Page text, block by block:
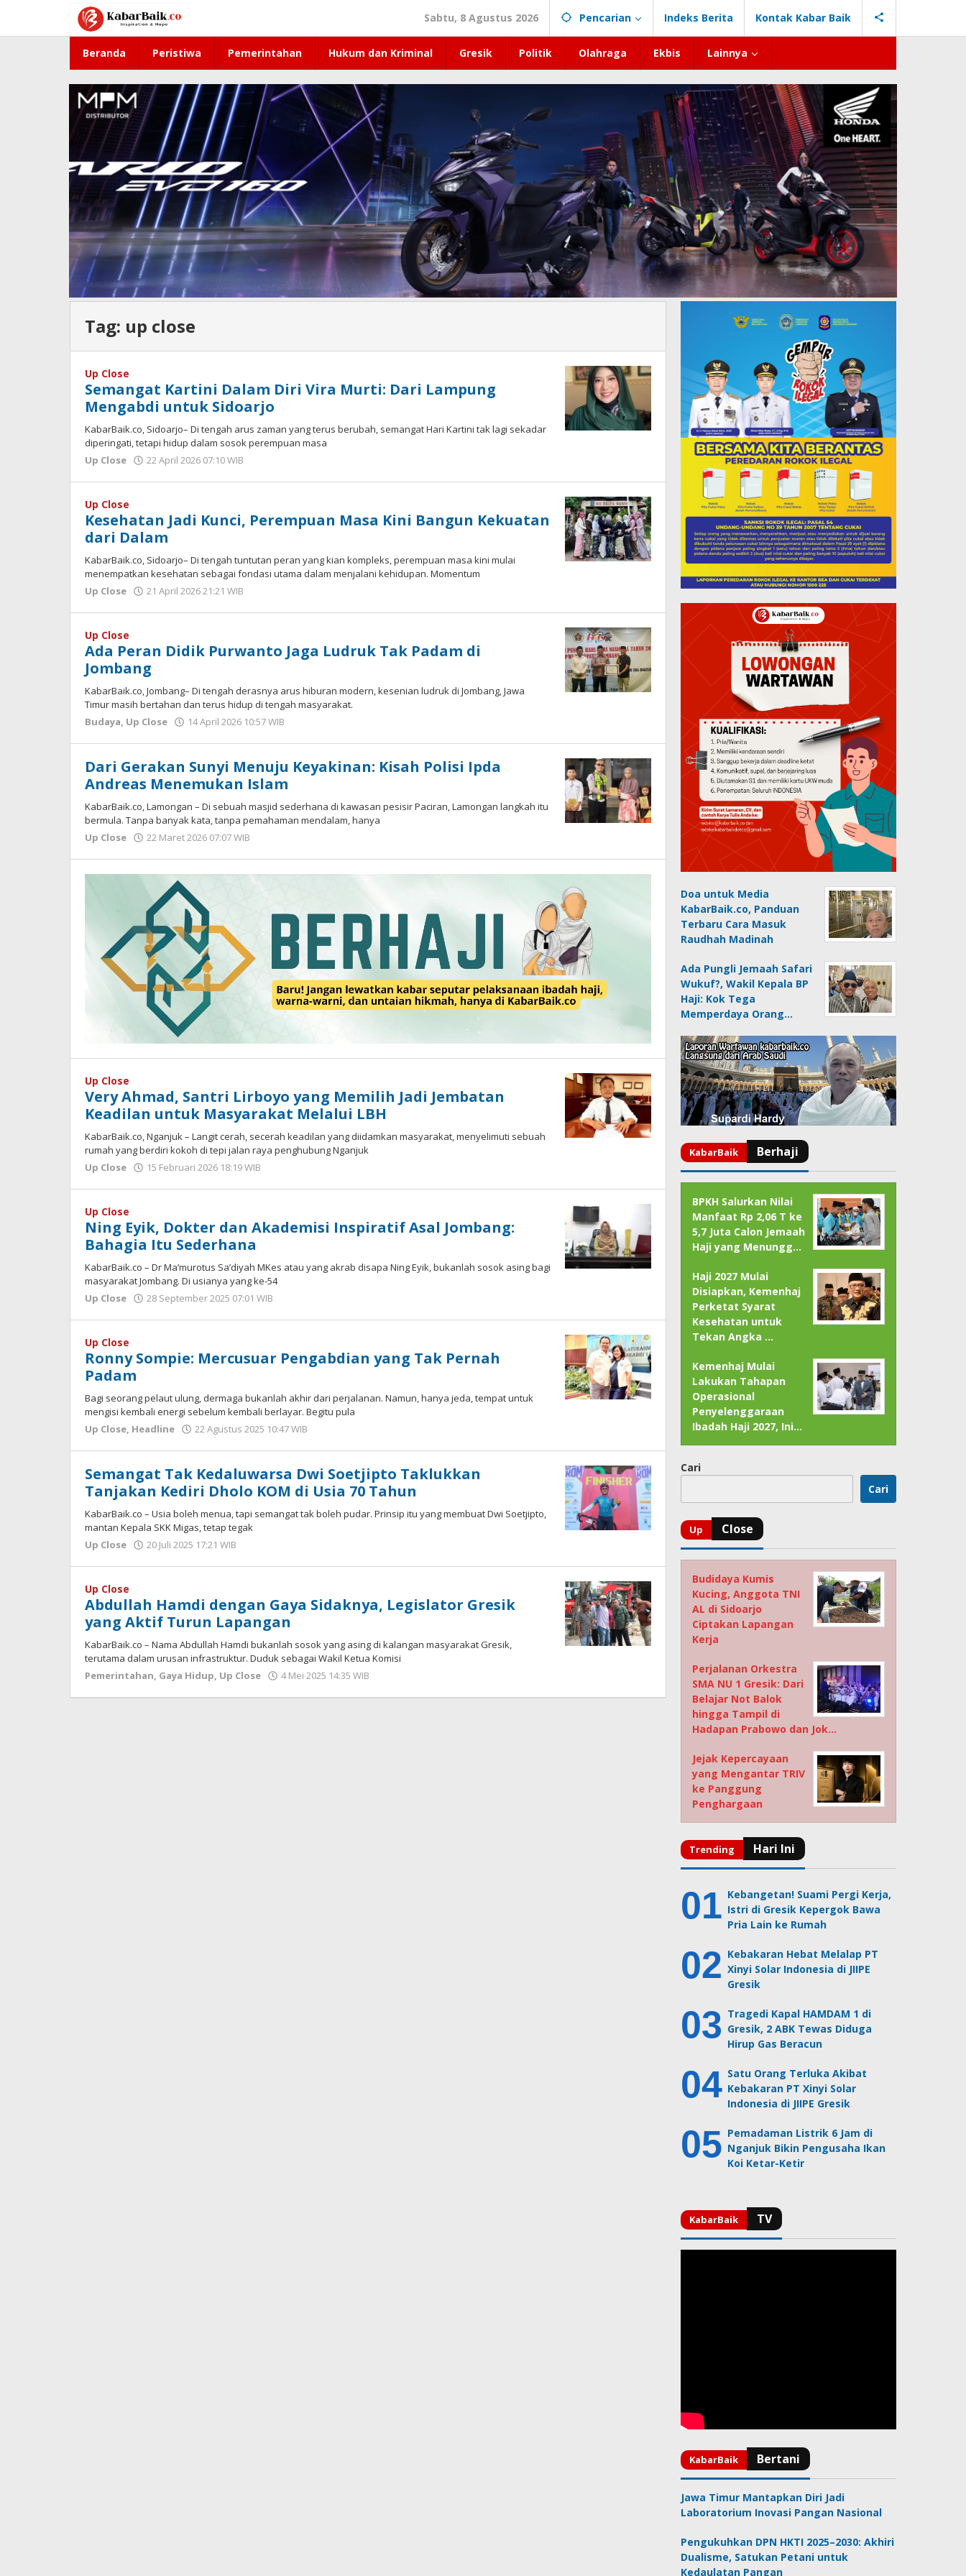
konten
Sabtu, 8 Agustus 2026 Pencarian Indeks Berita Kontak Kabar Baik
Beranda Peristiwa Pemerintahan Hukum dan Kriminal Gresik Politik Olahraga Ekbis Lainnya
Tag: up close
Up Close
Semangat Kartini Dalam Diri Vira Murti: Dari Lampung
Mengabdi untuk Sidoarjo
KabarBaik.co, Sidoarjo– Di tengah arus zaman yang terus berubah, semangat Hari Kartini tak lagi sekadar
diperingati, tetapi hidup dalam sosok perempuan masa
Up Close
22 April 2026 07:10 WIB
Up Close
Kesehatan Jadi Kunci, Perempuan Masa Kini Bangun Kekuatan
dari Dalam
KabarBaik.co, Sidoarjo– Di tengah tuntutan peran yang kian kompleks, perempuan masa kini mulai
menempatkan kesehatan sebagai fondasi utama dalam menjalani kehidupan. Momentum
Up Close
21 April 2026 21:21 WIB
Up Close
Ada Peran Didik Purwanto Jaga Ludruk Tak Padam di
Jombang
KabarBaik.co, Jombang– Di tengah derasnya arus hiburan modern, kesenian ludruk di Jombang, Jawa
Timur masih bertahan dan terus hidup di tengah masyarakat.
Budaya, Up Close 14 April 2026 10:57 WIB
Dari Gerakan Sunyi Menuju Keyakinan: Kisah Polisi Ipda
Andreas Menemukan Islam
KabarBaik.co, Lamongan – Di sebuah masjid sederhana di kawasan pesisir Paciran, Lamongan langkah itu
bermula. Tanpa banyak kata, tanpa pemahaman mendalam, hanya
Up Close
22 Maret 2026 07:07 WIB
Up Close
Very Ahmad, Santri Lirboyo yang Memilih Jadi Jembatan
Keadilan untuk Masyarakat Melalui LBH
KabarBaik.co, Nganjuk – Langit cerah, secerah keadilan yang diidamkan masyarakat, menyelimuti sebuah
rumah yang berdiri kokoh di tepi jalan raya penghubung Nganjuk
Up Close
15 Februari 2026 18:19 WIB
Up Close
Ning Eyik, Dokter dan Akademisi Inspiratif Asal Jombang:
Bahagia Itu Sederhana
KabarBaik.co – Dr Ma’murotus Sa’diyah MKes atau yang akrab disapa Ning Eyik, bukanlah sosok asing bagi
masyarakat Jombang. Di usianya yang ke-54
Up Close
28 September 2025 07:01 WIB
Up Close
Ronny Sompie: Mercusuar Pengabdian yang Tak Pernah
Padam
Bagi seorang pelaut ulung, dermaga bukanlah akhir dari perjalanan. Namun, hanya jeda, tempat untuk
mengisi kembali energi sebelum kembali berlayar. Begitu pula
Up Close, Headline 22 Agustus 2025 10:47 WIB
Semangat Tak Kedaluwarsa Dwi Soetjipto Taklukkan
Tanjakan Kediri Dholo KOM di Usia 70 Tahun
KabarBaik.co – Usia boleh menua, tapi semangat tak boleh pudar. Prinsip itu yang membuat Dwi Soetjipto,
mantan Kepala SKK Migas, tetap tegak
Up Close
20 Juli 2025 17:21 WIB
Up Close
Abdullah Hamdi dengan Gaya Sidaknya, Legislator Gresik
yang Aktif Turun Lapangan
KabarBaik.co – Nama Abdullah Hamdi bukanlah sosok yang asing di kalangan masyarakat Gresik,
terutama dalam urusan infrastruktur. Duduk sebagai Wakil Ketua Komisi
Pemerintahan, Gaya Hidup, Up Close 4 Mei 2025 14:35 WIB
Doa untuk Media
KabarBaik.co, Panduan
Terbaru Cara Masuk
Raudhah Madinah
Ada Pungli Jemaah Safari
Wukuf?, Wakil Kepala BP
Haji: Kok Tega
Memperdaya Orang…
BPKH Salurkan Nilai
Manfaat Rp 2,06 T ke
5,7 Juta Calon Jemaah
Haji yang Menungg…
Haji 2027 Mulai
Disiapkan, Kemenhaj
Perketat Syarat
Kesehatan untuk
Tekan Angka …
Kemenhaj Mulai
Lakukan Tahapan
Operasional
Penyelenggaraan
Ibadah Haji 2027, Ini…
Cari
Cari
Budidaya Kumis
Kucing, Anggota TNI
AL di Sidoarjo
Ciptakan Lapangan
Kerja
Perjalanan Orkestra
SMA NU 1 Gresik: Dari
Belajar Not Balok
hingga Tampil di
Hadapan Prabowo dan Jok…
Jejak Kepercayaan
yang Mengantar TRIV
ke Panggung
Penghargaan
Kebangetan! Suami Pergi Kerja,
Istri di Gresik Kepergok Bawa
Pria Lain ke Rumah
Kebakaran Hebat Melalap PT
Xinyi Solar Indonesia di JIIPE
Gresik
Tragedi Kapal HAMDAM 1 di
Gresik, 2 ABK Tewas Diduga
Hirup Gas Beracun
Satu Orang Terluka Akibat
Kebakaran PT Xinyi Solar
Indonesia di JIIPE Gresik
Pemadaman Listrik 6 Jam di
Nganjuk Bikin Pengusaha Ikan
Koi Ketar-Ketir
Jawa Timur Mantapkan Diri Jadi
Laboratorium Inovasi Pangan Nasional
Pengukuhkan DPN HKTI 2025–2030: Akhiri
Dualisme, Satukan Petani untuk
Kedaulatan Pangan